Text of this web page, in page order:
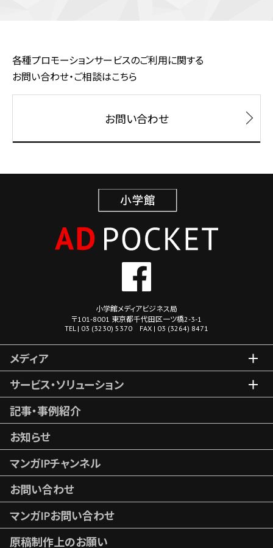
各種プロモーションサービスのご利用に関する
お問い合わせ・ご相談はこちら
お問い合わせ
小学館メディアビジネス局
〒101-8001 東京都千代田区一ツ橋2-3-1
TEL | 03 (3230) 5370 FAX | 03 (3264) 8471
メディア
サービス・ソリューション
記事・事例紹介
お知らせ
マンガIPチャンネル
お問い合わせ
マンガIPお問い合わせ
原稿制作上のお願い